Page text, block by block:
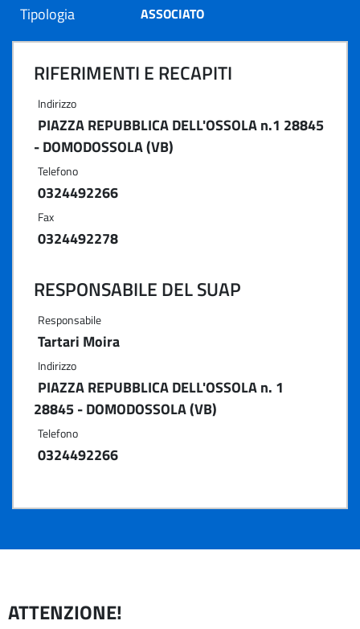
Tipologia
ASSOCIATO
RIFERIMENTI E RECAPITI
Indirizzo
PIAZZA REPUBBLICA DELL'OSSOLA n.1 28845
- DOMODOSSOLA (VB)
Telefono
0324492266
Fax
0324492278
RESPONSABILE DEL SUAP
Responsabile
Tartari Moira
Indirizzo
PIAZZA REPUBBLICA DELL'OSSOLA n. 1
28845 - DOMODOSSOLA (VB)
Telefono
0324492266
ATTENZIONE!